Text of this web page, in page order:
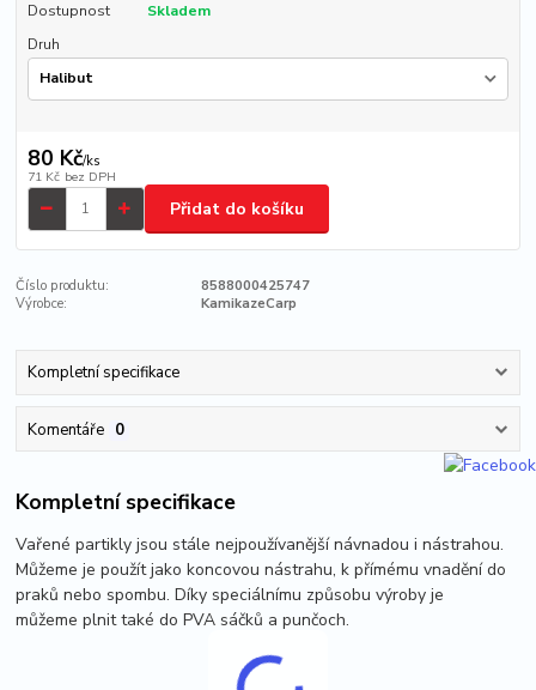
Dostupnost
Skladem
Druh
80 Kč/ks
71 Kč bez DPH
Přidat do košíku
Číslo produktu:
8588000425747
Výrobce:
KamikazeCarp
Kompletní specifikace
Komentáře 0
Kompletní specifikace
Vařené partikly jsou stále nejpoužívanější návnadou i nástrahou.
Můžeme je použít jako koncovou nástrahu, k přímému vnadění do
praků nebo spombu. Díky speciálnímu způsobu výroby je
můžeme plnit také do PVA sáčků a punčoch.